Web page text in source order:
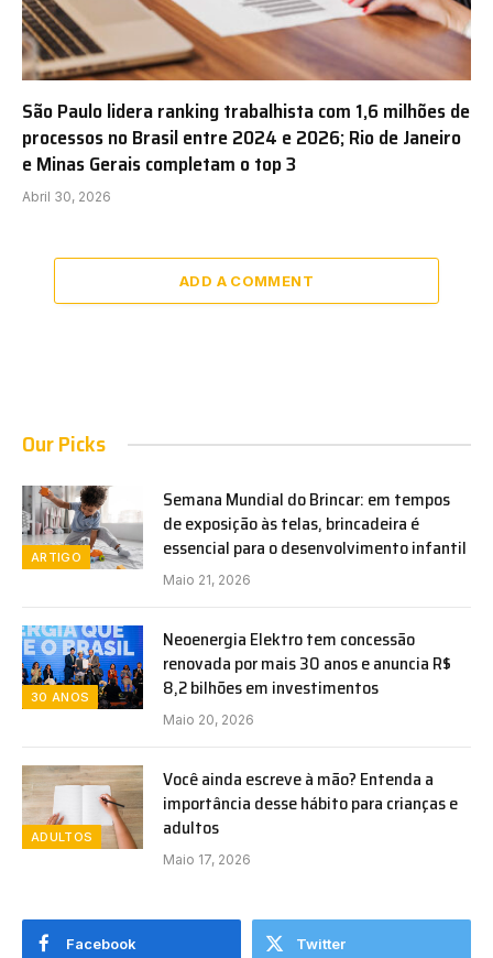
São Paulo lidera ranking trabalhista com 1,6 milhões de
processos no Brasil entre 2024 e 2026; Rio de Janeiro
e Minas Gerais completam o top 3
Abril 30, 2026
ADD A COMMENT
Our Picks
ARTIGO
Semana Mundial do Brincar: em tempos
de exposição às telas, brincadeira é
essencial para o desenvolvimento infantil
Maio 21, 2026
30 ANOS
Neoenergia Elektro tem concessão
renovada por mais 30 anos e anuncia R$
8,2 bilhões em investimentos
Maio 20, 2026
ADULTOS
Você ainda escreve à mão? Entenda a
importância desse hábito para crianças e
adultos
Maio 17, 2026
Facebook Twitter